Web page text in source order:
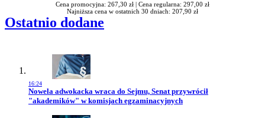
Cena promocyjna: 267,30 zł | Cena regularna: 297,00 zł
Najniższa cena w ostatnich 30 dniach: 207,90 zł
Ostatnio dodane
16:24
Przejdź do artykułu:
Nowela adwokacka wraca do Sejmu, Senat przywrócił
"akademików" w komisjach egzaminacyjnych